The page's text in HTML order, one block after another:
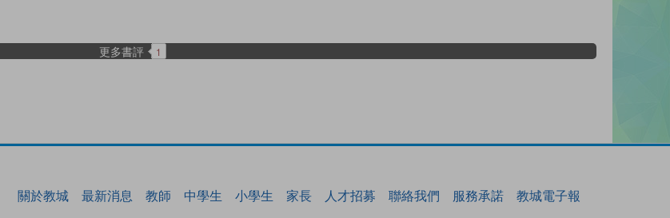
更多書評 1
關於教城 最新消息 教師 中學生 小學生 家長 人才招募 聯絡我們 服務承諾 教城電子報